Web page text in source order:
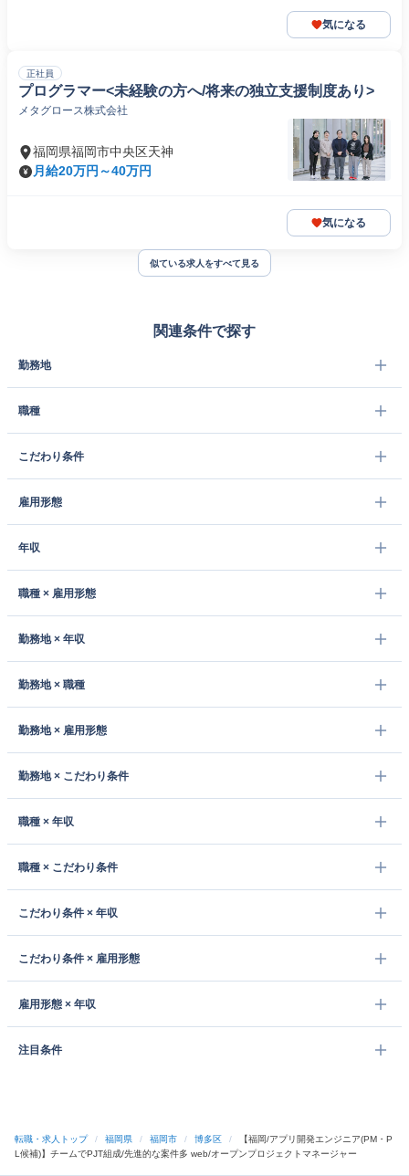
気になる
正社員
プログラマー<未経験の方へ/将来の独立支援制度あり>
メタグロース株式会社
福岡県福岡市中央区天神
月給20万円～40万円
気になる
似ている求人をすべて見る
関連条件で探す
勤務地
職種
こだわり条件
雇用形態
年収
職種 × 雇用形態
勤務地 × 年収
勤務地 × 職種
勤務地 × 雇用形態
勤務地 × こだわり条件
職種 × 年収
職種 × こだわり条件
こだわり条件 × 年収
こだわり条件 × 雇用形態
雇用形態 × 年収
注目条件
転職・求人トップ / 福岡県 / 福岡市 / 博多区 /
【福岡/アプリ開発エンジニア(PM・P
L候補)】チームでPJT組成/先進的な案件多 web/オープンプロジェクトマネージャー